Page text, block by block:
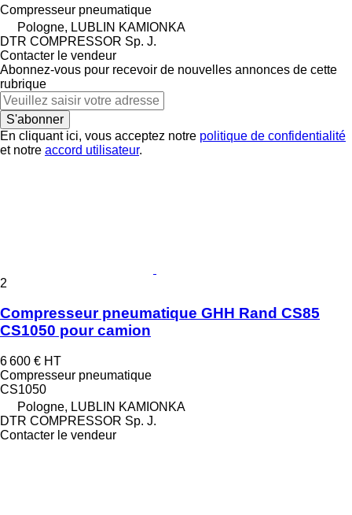
Compresseur pneumatique
Pologne, LUBLIN KAMIONKA
DTR COMPRESSOR Sp. J.
Contacter le vendeur
Abonnez-vous pour recevoir de nouvelles annonces de cette
rubrique
S'abonner
En cliquant ici, vous acceptez notre politique de confidentialité
et notre accord utilisateur.
2
Compresseur pneumatique GHH Rand CS85
CS1050 pour camion
6 600 € HT
Compresseur pneumatique
CS1050
Pologne, LUBLIN KAMIONKA
DTR COMPRESSOR Sp. J.
Contacter le vendeur